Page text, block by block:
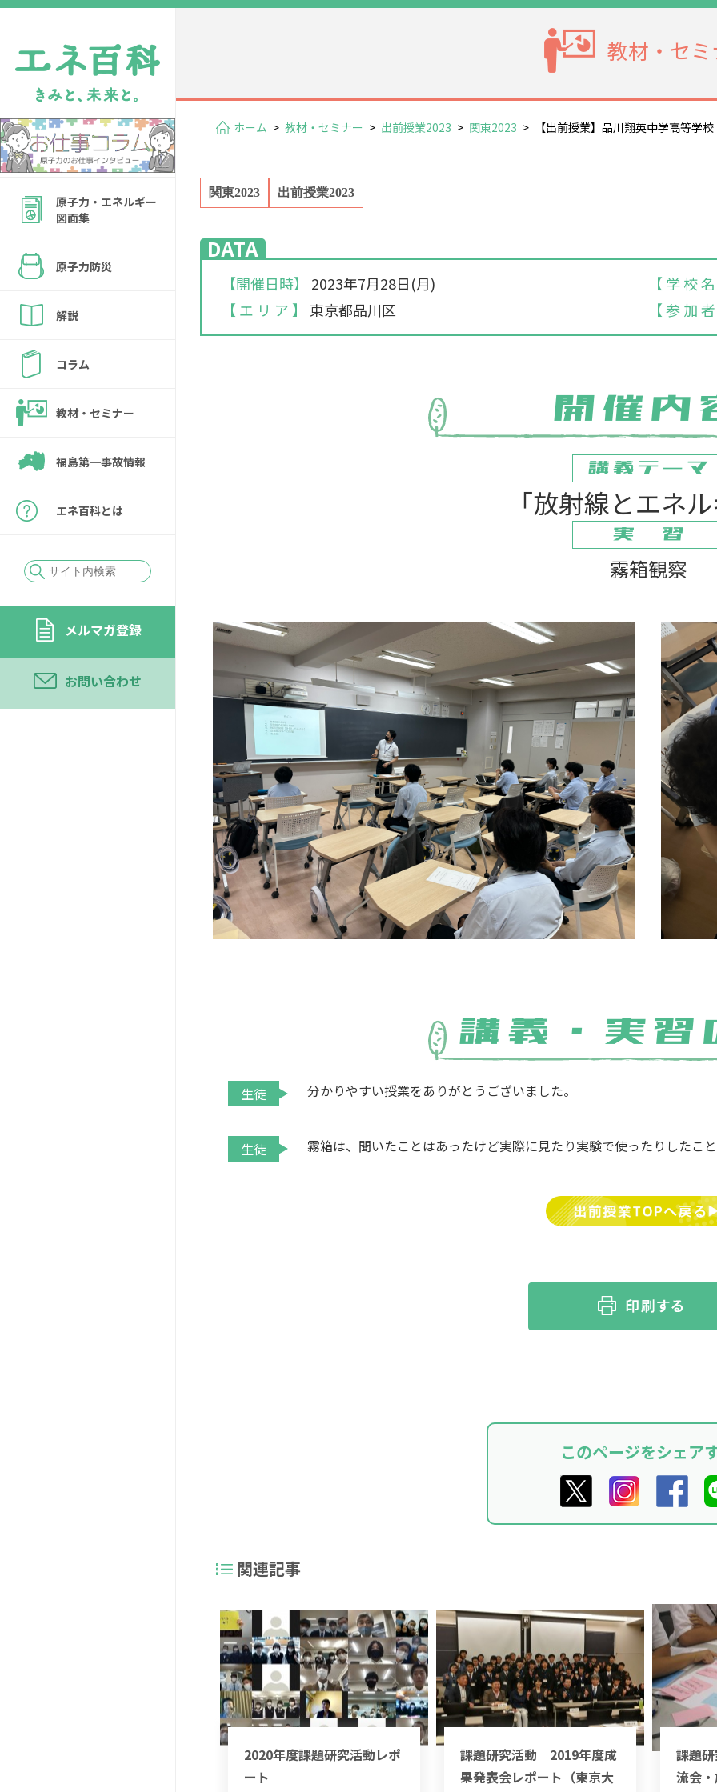
原子力・エネルギー
図面集
原子力防災
解説
コラム
教材・セミナー
福島第一事故情報
エネ百科とは
メルマガ登録
お問い合わせ
教材・セ
ホーム > 教材・セミナー > 出前授業2023 > 関東2023 > 【出前授業】品川翔英中学高等学校
関東2023 出前授業2023
DATA
【開催日時】
2023年7月28日(月)
【 エ リ ア 】
東京都品川区
【 学 校
【 参 加
「放射線とエネ
霧箱観察
生徒 分かりやすい授業をありがとうございました。
生徒 霧箱は、聞いたことはあったけど実際に見たり実験で使ったりしたこ
このページをシェア
関連記事
2020年度課題研究活動レポ
ート
課題研究活動 2019年度成
果発表会レポート（東京大
課題
流会